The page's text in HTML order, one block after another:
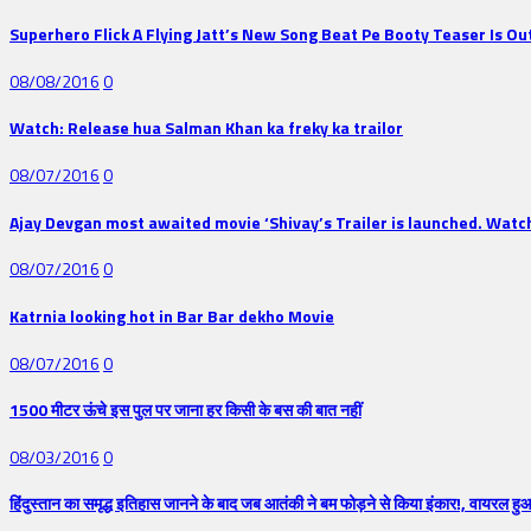
Superhero Flick A Flying Jatt’s New Song Beat Pe Booty Teaser Is
08/08/20160
Watch: Release hua Salman Khan ka freky ka trailor
08/07/20160
Ajay Devgan most awaited movie ‘Shivay’s Trailer is launched.
08/07/20160
Katrnia looking hot in Bar Bar dekho Movie
08/07/20160
1500 मीटर ऊंचे इस पुल पर जाना हर किसी के बस की बात नहीं
08/03/20160
हिंदुस्तान का समृद्ध इतिहास जानने के बाद जब आतंकी ने बम फोड़ने से किया इंकार!, वायरल हुआ